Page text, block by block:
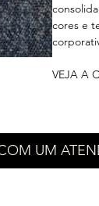
UM
cores e
VEJA A